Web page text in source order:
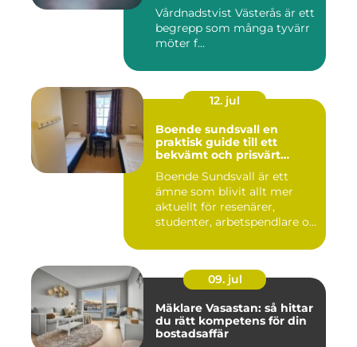
Vårdnadstvist Västerås är ett
begrepp som många tyvärr
möter f...
12. jul
Boende sundsvall en
praktisk guide till ett
bekvämt och prisvärt
Boende Sundsvall är ett
ämne som blivit allt mer
aktuellt för resenärer,
studenter, arbetspendlare o...
09. jul
Mäklare Vasastan: så hittar
du rätt kompetens för din
bostadsaffär